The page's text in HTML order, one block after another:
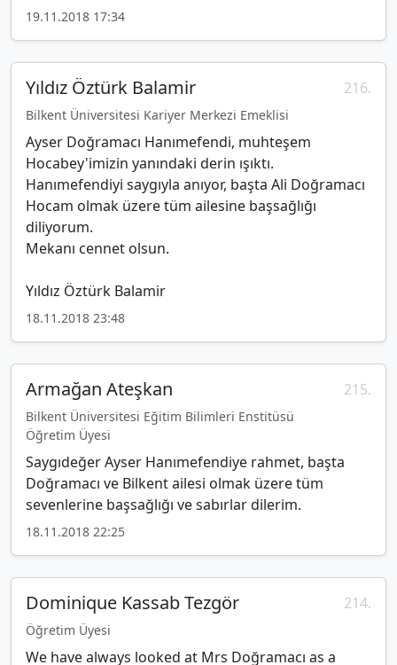
19.11.2018 17:34
Yıldız Öztürk Balamir
Bilkent Üniversitesi Kariyer Merkezi Emeklisi
216.
Ayser Doğramacı Hanımefendi, muhteşem
Hocabey'imizin yanındaki derin ışıktı.
Hanımefendiyi saygıyla anıyor, başta Ali Doğramacı
Hocam olmak üzere tüm ailesine başsağlığı
diliyorum.
Mekanı cennet olsun.
Yıldız Öztürk Balamir
18.11.2018 23:48
Armağan Ateşkan
Bilkent Üniversitesi Eğitim Bilimleri Enstitüsü
Öğretim Üyesi
215.
Saygıdeğer Ayser Hanımefendiye rahmet, başta
Doğramacı ve Bilkent ailesi olmak üzere tüm
sevenlerine başsağlığı ve sabırlar dilerim.
18.11.2018 22:25
Dominique Kassab Tezgör
Öğretim Üyesi
214.
We have always looked at Mrs Doğramacı as a